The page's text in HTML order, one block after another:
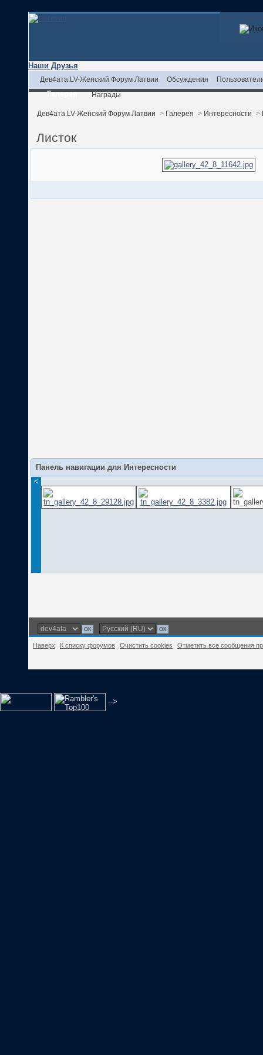
Наши Друзья
Дев4ата.LV-Женский Форум Латвии Обсуждения
Галерея Награды
Дев4ата.LV-Женский Форум Латвии > Галерея > Интересности >
Листок
Панель навигации для Интересности
<
Наверх К списку форумов Очистить cookies Отметить все сообщения
-->